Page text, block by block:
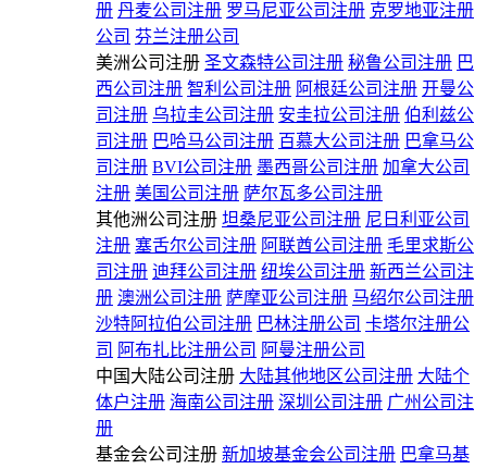
册 丹麦公司注册 罗马尼亚公司注册 克罗地亚注册
公司 芬兰注册公司
美洲公司注册 圣文森特公司注册 秘鲁公司注册 巴
西公司注册 智利公司注册 阿根廷公司注册 开曼公
司注册 乌拉圭公司注册 安圭拉公司注册 伯利兹公
司注册 巴哈马公司注册 百慕大公司注册 巴拿马公
司注册 BVI公司注册 墨西哥公司注册 加拿大公司
注册 美国公司注册 萨尔瓦多公司注册
其他洲公司注册 坦桑尼亚公司注册 尼日利亚公司
注册 塞舌尔公司注册 阿联酋公司注册 毛里求斯公
司注册 迪拜公司注册 纽埃公司注册 新西兰公司注
册 澳洲公司注册 萨摩亚公司注册 马绍尔公司注册
沙特阿拉伯公司注册 巴林注册公司 卡塔尔注册公
司 阿布扎比注册公司 阿曼注册公司
中国大陆公司注册 大陆其他地区公司注册 大陆个
体户注册 海南公司注册 深圳公司注册 广州公司注
册
基金会公司注册 新加坡基金会公司注册 巴拿马基